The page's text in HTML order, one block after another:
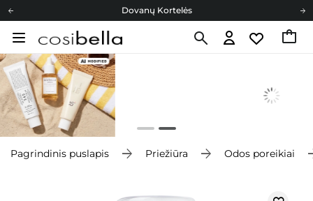
Dovanų Kortelės
Cosibella lojalumo programa
Pagrindinis puslapis Priežiūra Odos poreikiai